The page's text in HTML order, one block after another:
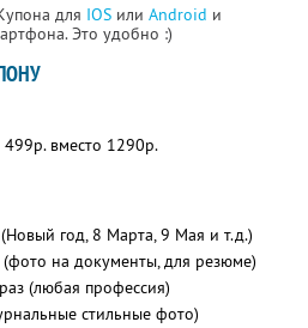
для IOS или Android и
Это удобно :)
вместо 1290р.
год, 8 Марта, 9 Мая и т.д.)
на документы, для резюме)
(любая профессия)
стильные фото)